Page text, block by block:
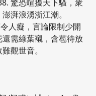
驚恐喧擾天下騷，衆
湃浪湧浙江潮。
人癡，言論限制少開
需綠葉襯，含苞待放
觀世音。